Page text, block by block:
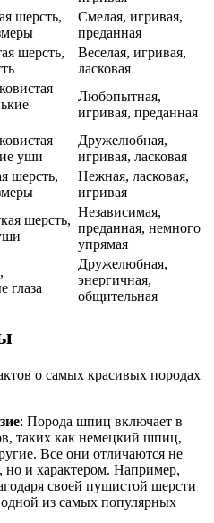
шерсть,
Смелая, игривая,
преданная
шерсть,
Веселая, игривая,
ласковая
Любопытная,
игривая, преданная
уши
Дружелюбная,
игривая, ласковая
шерсть,
Нежная, ласковая,
игривая
шерсть,
Независимая,
преданная, немного
упрямая
глаза
Дружелюбная,
энергичная,
общительная
о самых красивых породах
: Порода шпиц включает в
таких как немецкий шпиц,
Все они отличаются не
и характером. Например,
своей пушистой шерсти
из самых популярных